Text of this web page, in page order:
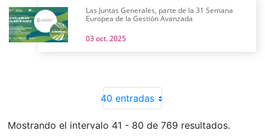
Las Juntas Generales, parte de la 31 Semana
Europea de la Gestión Avanzada
03 oct. 2025
40 entradas
Mostrando el intervalo 41 - 80 de 769 resultados.